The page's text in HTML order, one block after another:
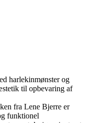
harlekinmønster og
til opbevaring af
fra Lene Bjerre er
funktionel